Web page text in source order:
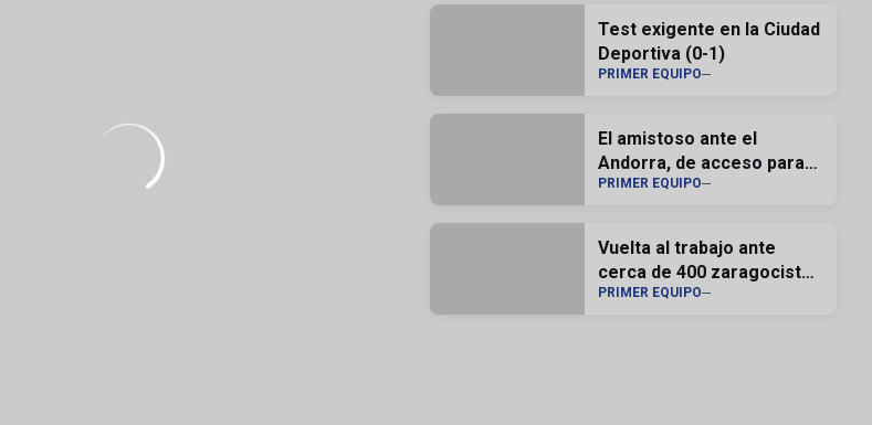
Test exigente en la Ciudad
Deportiva (0-1)
PRIMER EQUIPO
El amistoso ante el
Andorra, de acceso para
los zaragocistas
PRIMER EQUIPO
Vuelta al trabajo ante
cerca de 400 zaragocistas
en la Ciudad Deportiva
PRIMER EQUIPO